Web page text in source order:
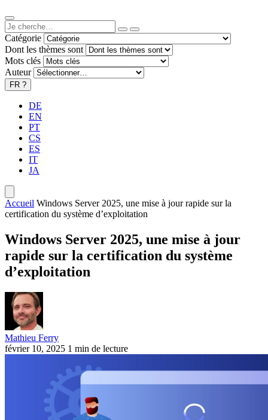
Catégorie
Dont les thèmes sont
Mots clés
Auteur
FR ?
DE
EN
PT
CS
ES
IT
JA
Accueil Windows Server 2025, une mise à jour rapide sur la
certification du système d’exploitation
Windows Server 2025, une mise à jour
rapide sur la certification du système
d’exploitation
Mathieu Ferry
février 10, 2025 1 min de lecture